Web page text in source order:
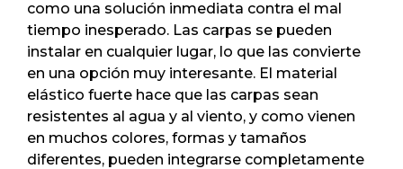
como una solución inmediata contra el mal
tiempo inesperado. Las carpas se pueden
instalar en cualquier lugar, lo que las convierte
en una opción muy interesante. El material
elástico fuerte hace que las carpas sean
resistentes al agua y al viento, y como vienen
en muchos colores, formas y tamaños
diferentes, pueden integrarse completamente